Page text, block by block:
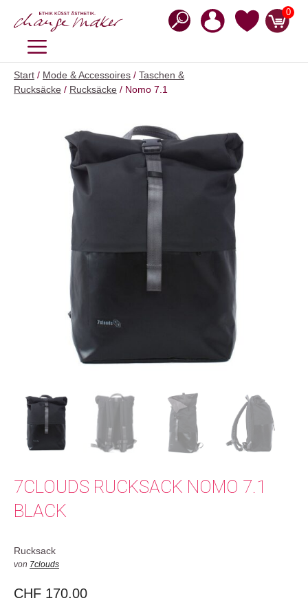
Inhalt
0
MENÜ
Start / Mode & Accessoires / Taschen &
Rucksäcke / Rucksäcke / Nomo 7.1
7CLOUDS RUCKSACK NOMO 7.1
BLACK
Rucksack
von 7clouds
CHF 170.00